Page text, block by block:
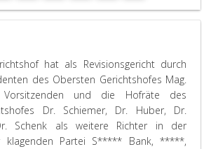
hat als Revisionsgericht durch
des Obersten Gerichtshofes Mag.
Vorsitzenden und die Hofräte des
Dr. Schiemer, Dr. Huber, Dr.
Schenk als weitere Richter in der
klagenden Partei S***** Bank, *****,